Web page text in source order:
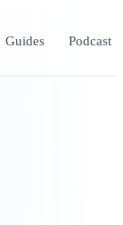
Guides Podcast